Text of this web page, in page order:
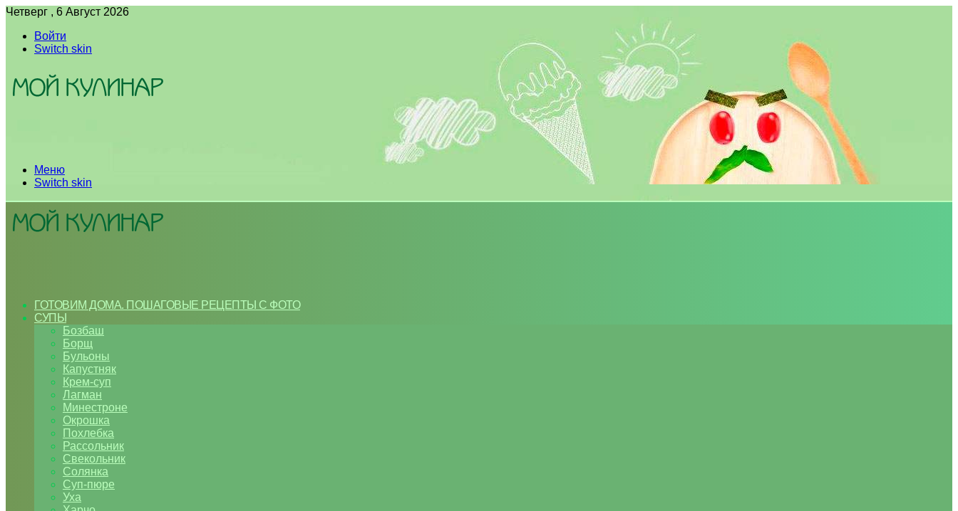
Четверг , 6 Август 2026
Войти
Switch skin
Меню
Switch skin
ГОТОВИМ ДОМА. ПОШАГОВЫЕ РЕЦЕПТЫ С ФОТО
СУПЫ
Бозбаш
Борщ
Бульоны
Капустняк
Крем-суп
Лагман
Минестроне
Окрошка
Похлебка
Рассольник
Свекольник
Солянка
Суп-пюре
Уха